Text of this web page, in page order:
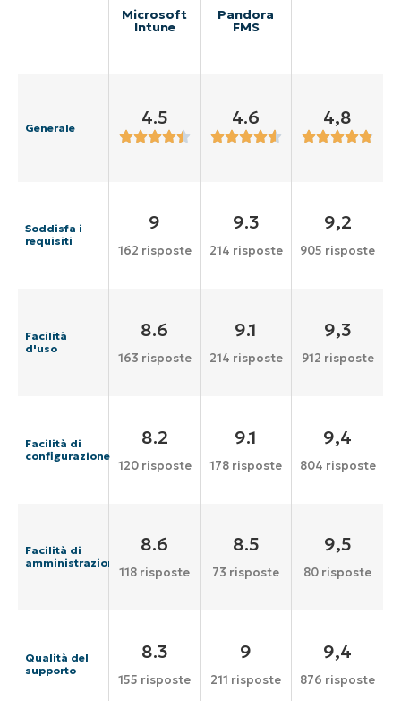
Microsoft
Intune
Pandora
FMS
Generale 4.5 4.6 4,8
Soddisfa i
requisiti
9
162 risposte
9.3
214 risposte
9,2
905 risposte
Facilità
d'uso
8.6
163 risposte
9.1
214 risposte
9,3
912 risposte
Facilità di
configurazione
8.2
120 risposte
9.1
178 risposte
9,4
804 risposte
Facilità di
amministrazione
8.6
118 risposte
8.5
73 risposte
9,5
80 risposte
Qualità del
supporto
8.3
155 risposte
9
211 risposte
9,4
876 risposte